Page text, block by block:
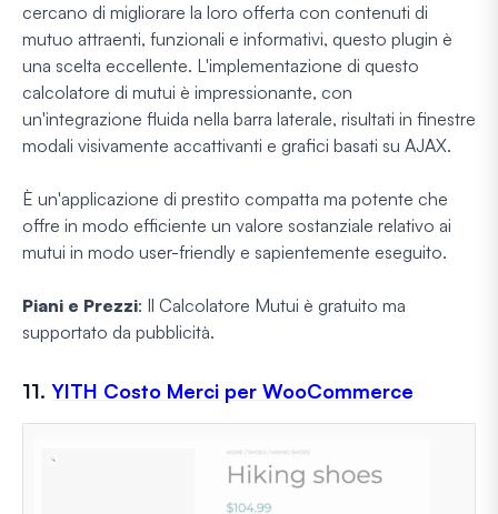
cercano di migliorare la loro offerta con contenuti di
mutuo attraenti, funzionali e informativi, questo plugin è
una scelta eccellente. L'implementazione di questo
calcolatore di mutui è impressionante, con
un'integrazione fluida nella barra laterale, risultati in finestre
modali visivamente accattivanti e grafici basati su AJAX.
È un'applicazione di prestito compatta ma potente che
offre in modo efficiente un valore sostanziale relativo ai
mutui in modo user-friendly e sapientemente eseguito.
Piani e Prezzi: Il Calcolatore Mutui è gratuito ma
supportato da pubblicità.
11. YITH Costo Merci per WooCommerce